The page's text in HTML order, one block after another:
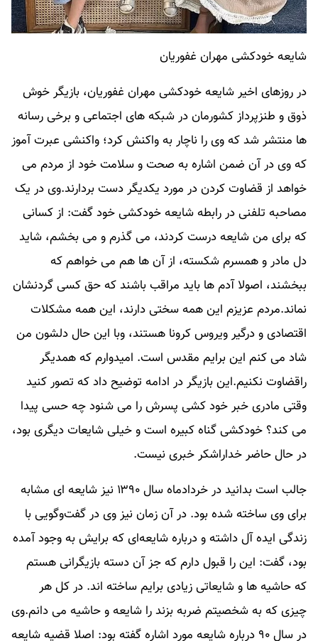
شایعه خودکشی مهران غفوریان
در روزهای اخیر شایعه خودکشی مهران غفوریان، بازیگر خوش
ذوق و طنزپرداز کشورمان در شبکه های اجتماعی و برخی رسانه
ها منتشر شد که وی را ناچار به واکنش کرد؛ واکنشی عبرت آموز
که وی در آن ضمن اشاره به صحت و سلامت خود از مردم می
خواهد از قضاوت کردن در مورد یکدیگر دست بردارند.وی در یک
مصاحبه تلفنی در رابطه شایعه خودکشی خود گفت: از کسانی
که برای من شایعه درست کردند، می گذرم و می بخشم، شاید
دل مادر و همسرم شکسته، از آن ها هم می خواهم که
ببخشند، اصولا آدم ها باید مراقب باشند که حق کسی گردنشان
نماند.​مردم عزیزم این همه سختی دارند، این همه مشکلات
اقتصادی و درگیر ویروس کرونا هستند، وبا این حال دلشون من
شاد می کنم این برایم مقدس است. امیدوارم که همدیگر
راقضاوت نکنیم.این بازیگر در ادامه توضیح داد که تصور کنید
وقتی مادری خبر خود کشی پسرش را می شنود چه حسی پیدا
می کند؟ خودکشی گناه کبیره است و خیلی شایعات دیگری بود،
در حال حاضر خداراشکر خبری نیست.
جالب است بدانید در خردادماه سال ۱۳۹۰ نیز شایعه ای مشابه
برای وی ساخته شده بود. در آن زمان نیز وی در گفت‌وگویی با
زندگی ایده آل داشته و درباره شایعه‌ای که برایش به وجود آمده
بود، گفت: این را قبول دارم که جز آن دسته بازیگرانی هستم
که حاشیه ها و شایعاتی زیادی برایم ساخته اند. در کل هر
چیزی که به شخصیتم ضربه بزند را شایعه و حاشیه می دانم.وی
در سال ۹۰ درباره شایعه مورد اشاره گفته بود: اصلا قضیه شایعه